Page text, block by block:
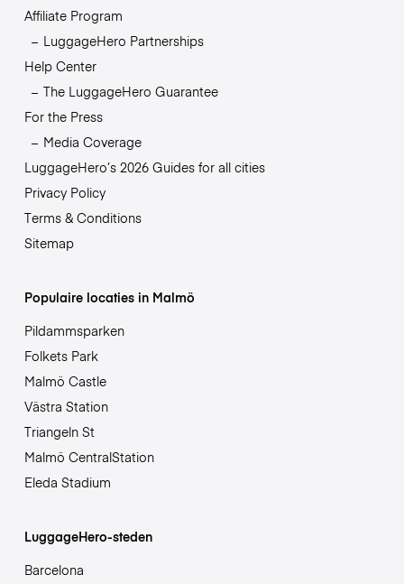
Affiliate Program
LuggageHero Partnerships
Help Center
The LuggageHero Guarantee
For the Press
Media Coverage
LuggageHero’s 2026 Guides for all cities
Privacy Policy
Terms & Conditions
Sitemap
Populaire locaties in Malmö
Pildammsparken
Folkets Park
Malmö Castle
Västra Station
Triangeln St
Malmö CentralStation
Eleda Stadium
LuggageHero-steden
Barcelona